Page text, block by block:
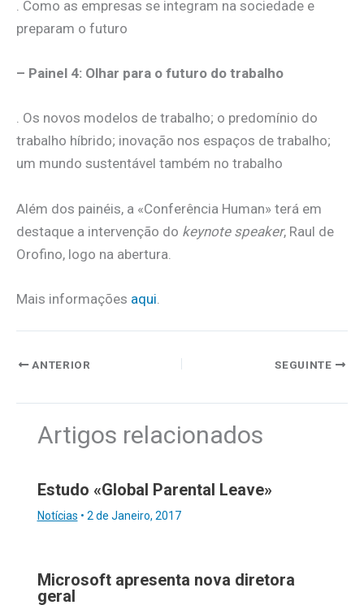
. Como as empresas se integram na sociedade e
preparam o futuro
– Painel 4: Olhar para o futuro do trabalho
. Os novos modelos de trabalho; o predomínio do
trabalho híbrido; inovação nos espaços de trabalho;
um mundo sustentável também no trabalho
Além dos painéis, a «Conferência Human» terá em
destaque a intervenção do keynote speaker, Raul de
Orofino, logo na abertura.
Mais informações aqui
ANTERIOR SEGUINTE
Artigos relacionados
Estudo «Global Parental Leave»
Notícias • 2 de Janeiro, 2017
Microsoft apresenta nova diretora
geral